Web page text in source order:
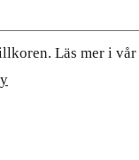
Läs mer i vår